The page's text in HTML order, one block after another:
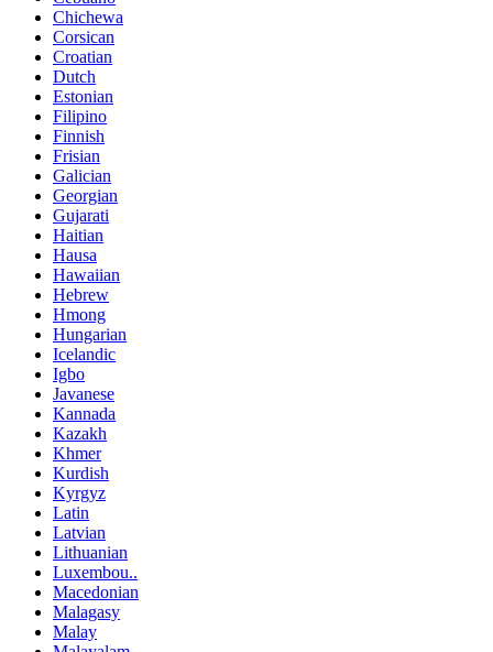
Chichewa
Corsican
Croatian
Dutch
Estonian
Filipino
Finnish
Frisian
Galician
Georgian
Gujarati
Haitian
Hausa
Hawaiian
Hebrew
Hmong
Hungarian
Icelandic
Igbo
Javanese
Kannada
Kazakh
Khmer
Kurdish
Kyrgyz
Latin
Latvian
Lithuanian
Luxembou..
Macedonian
Malagasy
Malay